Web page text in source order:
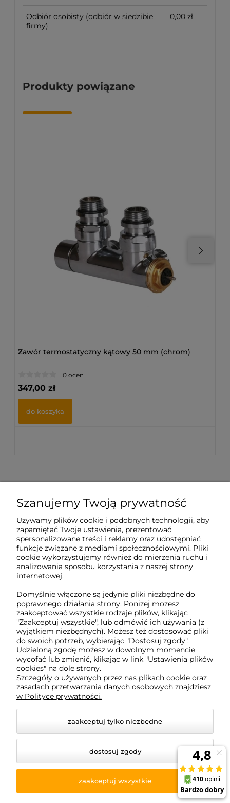
Odbiór osobisty (odbiór w siedzibie
firmy)
0,00 zł
Produkty powiązane
>
Zawór termostatyczny kątowy 50 mm (chrom)
0 ocen
347,00 zł
do koszyka
Sklep internetowy Tukado.pl
pn-pt: 08:00-16:00
791 063 018
biuro@tukado.pl
O nas
Obsługa klienta
Pomoc
Moje konto
© 2026 www.tukado.pl. Wszelkie prawa zastrzeżone.
Sklep internetowy Shoper
Premium
Szanujemy Twoją prywatność
Używamy plików cookie i podobnych technologii, aby
zapamiętać Twoje ustawienia, prezentować
spersonalizowane treści i reklamy oraz udostępniać
funkcje związane z mediami społecznościowymi. Pliki
cookie wykorzystujemy również do mierzenia ruchu i
analizowania sposobu korzystania z naszej strony
internetowej.
Domyślnie włączone są jedynie pliki niezbędne do
poprawnego działania strony. Poniżej możesz
zaakceptować wszystkie rodzaje plików, klikając
"Zaakceptuj wszystkie", lub odmówić ich używania (z
wyjątkiem niezbędnych). Możesz też dostosować pliki
do swoich potrzeb, wybierając "Dostosuj zgody".
Udzieloną zgodę możesz w dowolnym momencie
wycofać lub zmienić, klikając w link "Ustawienia plików
cookies" na dole strony.
Szczegóły o używanych przez nas plikach cookie oraz
zasadach przetwarzania danych osobowych znajdziesz
w Polityce prywatności.
zaakceptuj tylko niezbędne
dostosuj zgody
zaakceptuj wszystkie